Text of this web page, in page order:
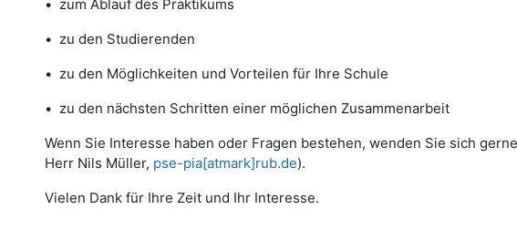
• zum Ablauf des Praktikums
• zu den Studierenden
• zu den Möglichkeiten und Vorteilen für Ihre Schule
• zu den nächsten Schritten einer möglichen Zusammenarbeit
Wenn Sie Interesse haben oder Fragen bestehen, wenden Sie sich
Herr Nils Müller, pse-pia[atmark]rub.de).
Vielen Dank für Ihre Zeit und Ihr Interesse.